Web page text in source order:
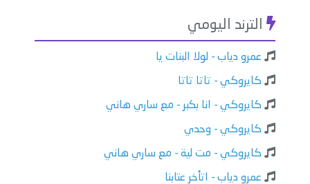
الترند اليومي
عمرو دياب - لولا البنات يا
كايروكي - تاتا تاتا
كايروكي - انا بكبر - مع ساري هاني
كايروكي - وحدي
كايروكي - مت لية - مع ساري هاني
عمرو دياب - اتأخر عتابنا